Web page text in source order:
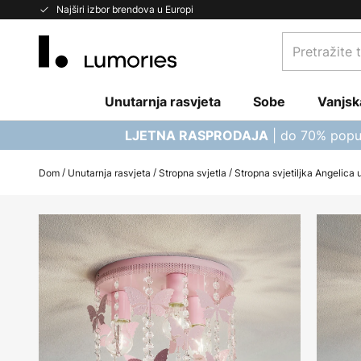
Najširi izbor brendova u Europi
Skip
Pretražite
trgovinu...
Unutarnja rasvjeta Sobe
LJETNA RASPRODAJA | do 70%
Dom Unutarnja rasvjeta Stropna svjetla Stropna svjetiljka Angelica
Skip
to
the
end
of